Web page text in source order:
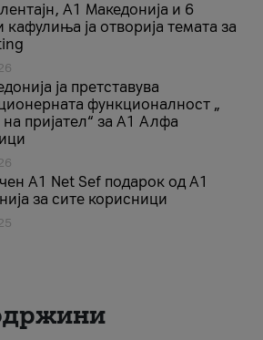
A1 Македонија и 6
кафулиња ја отворија темата за
ја претставува
функционалност „
пријател“ за А1 Алфа
A1 Net Sеf подарок од А1
за сите корисници